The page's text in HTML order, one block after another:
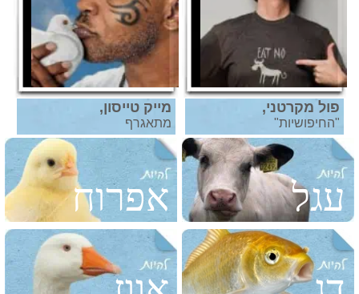
פול מקרטני,
"החיפושיות"
מייק טייסון,
מתאגרף
עגל אפרוח